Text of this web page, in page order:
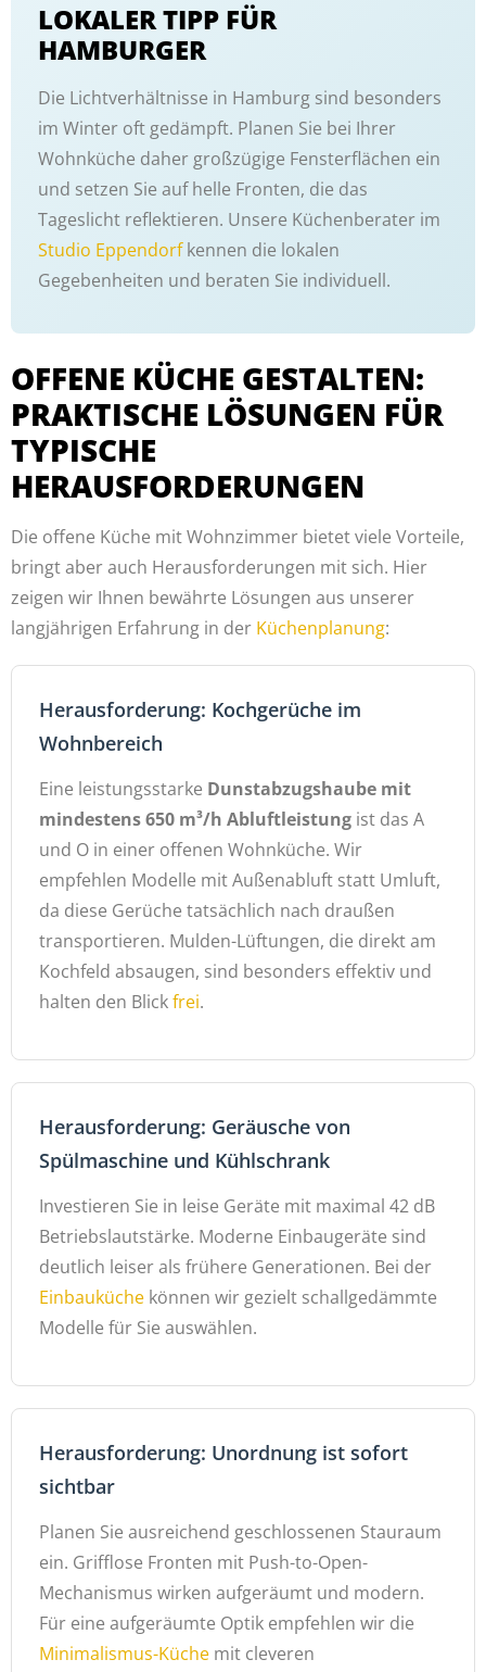
LOKALER TIPP FÜR
HAMBURGER
Die Lichtverhältnisse in Hamburg sind besonders
im Winter oft gedämpft. Planen Sie bei Ihrer
Wohnküche daher großzügige Fensterflächen ein
und setzen Sie auf helle Fronten, die das
Tageslicht reflektieren. Unsere Küchenberater im
Studio Eppendorfkennen die lokalen
Gegebenheiten und beraten Sie individuell.
OFFENE KÜCHE GESTALTEN:
PRAKTISCHE LÖSUNGEN FÜR
TYPISCHE
HERAUSFORDERUNGEN
Die offene Küche mit Wohnzimmer bietet viele Vorteile,
bringt aber auch Herausforderungen mit sich. Hier
zeigen wir Ihnen bewährte Lösungen aus unserer
langjährigen Erfahrung in der Küchenplanung:
Herausforderung: Kochgerüche im
Wohnbereich
Eine leistungsstarke Dunstabzugshaube mit
mindestens 650 m³/h Abluftleistung ist das A
und O in einer offenen Wohnküche. Wir
empfehlen Modelle mit Außenabluft statt Umluft,
da diese Gerüche tatsächlich nach draußen
transportieren. Mulden-Lüftungen, die direkt am
Kochfeld absaugen, sind besonders effektiv und
halten den Blickfrei.
Herausforderung: Geräusche von
Spülmaschine und Kühlschrank
Investieren Sie in leise Geräte mit maximal 42 dB
Betriebslautstärke. Moderne Einbaugeräte sind
deutlich leiser als frühere Generationen. Bei der
Einbauküche können wir gezielt schallgedämmte
Modelle für Sie auswählen.
Herausforderung: Unordnung ist sofort
sichtbar
Planen Sie ausreichend geschlossenen Stauraum
ein. Grifflose Fronten mit Push-to-Open-
Mechanismus wirken aufgeräumt und modern.
Für eine aufgeräumte Optik empfehlen wir die
Minimalismus-Küche mit cleveren